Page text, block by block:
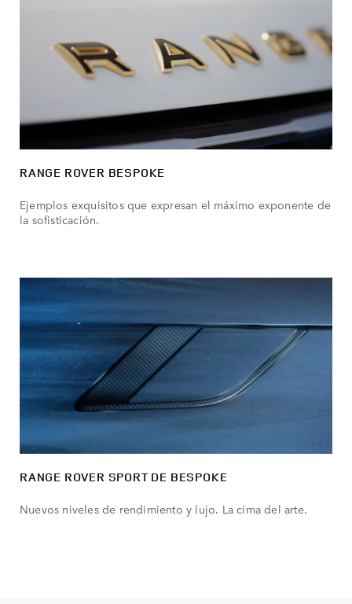
RANGE ROVER BESPOKE
Ejemplos exquisitos que expresan el máximo exponente de
la sofisticación.
RANGE ROVER SPORT DE BESPOKE
Nuevos niveles de rendimiento y lujo. La cima del arte.